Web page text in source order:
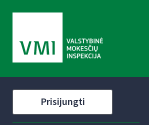
Prisijungti